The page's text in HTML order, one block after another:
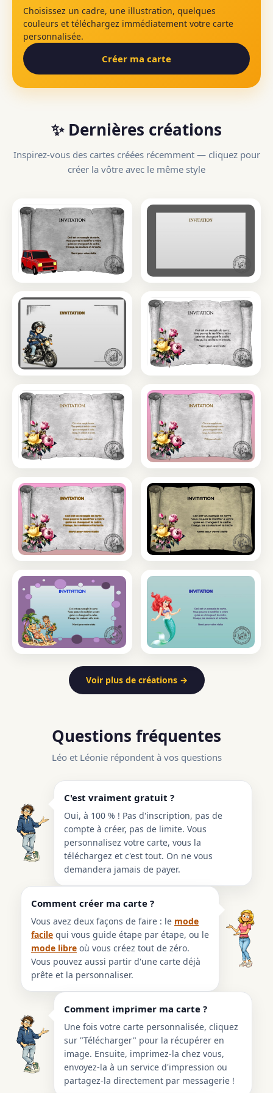
Choisissez un cadre, une illustration, quelques
couleurs et téléchargez immédiatement votre carte
personnalisée.
Créer ma carte
✨ Dernières créations
Inspirez-vous des cartes créées récemment — cliquez pour
créer la vôtre avec le même style
Voir plus de créations →
Questions fréquentes
Léo et Léonie répondent à vos questions
C'est vraiment gratuit ?
Oui, à 100 % ! Pas d'inscription, pas de
compte à créer, pas de limite. Vous
personnalisez votre carte, vous la
téléchargez et c'est tout. On ne vous
demandera jamais de payer.
Comment créer ma carte ?
Vous avez deux façons de faire : le mode
facile qui vous guide étape par étape, ou le
mode libre où vous créez tout de zéro.
Vous pouvez aussi partir d'une carte déjà
prête et la personnaliser.
Comment imprimer ma carte ?
Une fois votre carte personnalisée, cliquez
sur "Télécharger" pour la récupérer en
image. Ensuite, imprimez-la chez vous,
envoyez-la à un service d'impression ou
partagez-la directement par messagerie !